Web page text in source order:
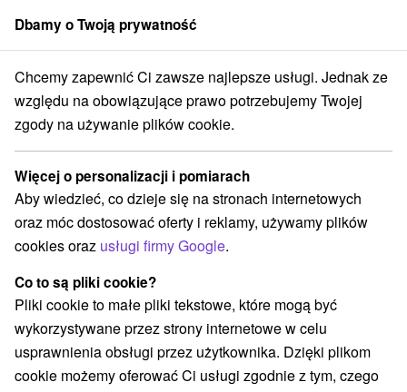
członek grupySorger
Atrakcje na Słowacji Atrakcje dla dzieci Myjavská pahorkatina
Atrakcje dla dzieci Myjavská
pahorkatina
Kategorie
Wszystkie kategorie
Atrakcje turystyczne
Muzea i galerie(1)
Ogrody zoologiczne i fermy zwierząt(1)
Atrakcje dla dzieci(3) Pomniki(1)
Wieże obserwacyjne i chodniki(4)
Zamki, pałace, ruiny(2) Skanseny(1)
Dbamy o Twoją prywatność
Chcemy zapewnić Ci zawsze najlepsze usługi. Jednak ze
względu na obowiązujące prawo potrzebujemy Twojej
zgody na używanie plików cookie.
Więcej o personalizacji i pomiarach
Aby wiedzieć, co dzieje się na stronach internetowych
oraz móc dostosować oferty i reklamy, używamy plików
cookies oraz usługi firmy Google.
Co to są pliki cookie?
Pliki cookie to małe pliki tekstowe, które mogą być
wykorzystywane przez strony internetowe w celu
usprawnienia obsługi przez użytkownika. Dzięki plikom
cookie możemy oferować Ci usługi zgodnie z tym, czego